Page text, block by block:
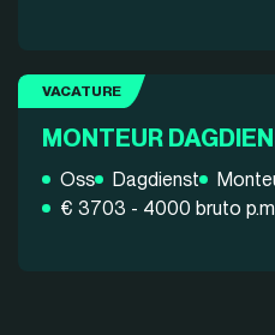
VACATURE
MONTEUR
Oss Dagdienst
€ 3703 - 4000 bruto